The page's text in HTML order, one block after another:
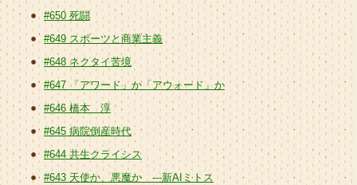
#650 死闘
#649 スポーツと商業主義
#648 ネクタイ苦境
#647 「アワード」か「アウォード」か
#646 橋本 淳
#645 病院倒産時代
#644 共生クライシス
#643 天使か、悪魔か ---新AIミトス